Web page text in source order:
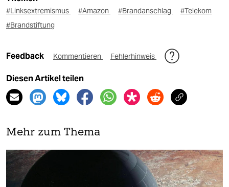
#Linksextremismus #Amazon #Brandanschlag
#Telekom
#Brandstiftung
Feedback Kommentieren Fehlerhinweis
Diesen Artikel teilen
Mehr zum Thema